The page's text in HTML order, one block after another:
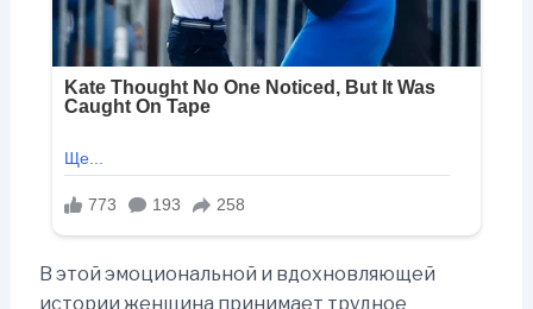
В этой эмоциональной и вдохновляющей
истории женщина принимает трудное